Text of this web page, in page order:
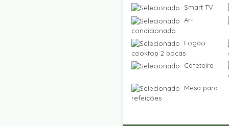
Smart TV
Ar-
condicionado
Fogão
cooktop 2 bocas
Cafeteira
Mesa para
refeições